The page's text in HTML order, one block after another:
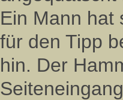
Ein Mann hat
für den Tipp
hin. Der